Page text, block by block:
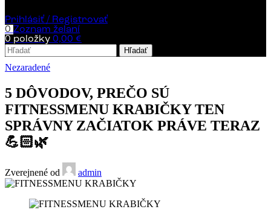
Prihlásiť / Registrovať
0 Zoznam želaní
0 položky 0,00 €
Hľadať
Nezaradené
5 DÔVODOV, PREČO SÚ
FITNESSMENU KRABIČKY TEN
SPRÁVNY ZAČIATOK PRÁVE TERAZ
💪🏻🌿
Zverejnené od admin